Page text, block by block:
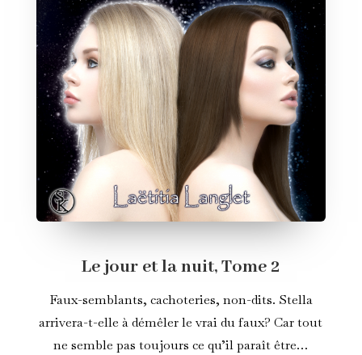
Le jour et la nuit, Tome 2
Faux-semblants, cachoteries, non-dits. Stella
arrivera-t-elle à démêler le vrai du faux? Car tout
ne semble pas toujours ce qu’il paraît être…